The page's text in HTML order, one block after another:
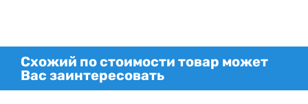
Схожий по стоимости товар может
Вас заинтересовать